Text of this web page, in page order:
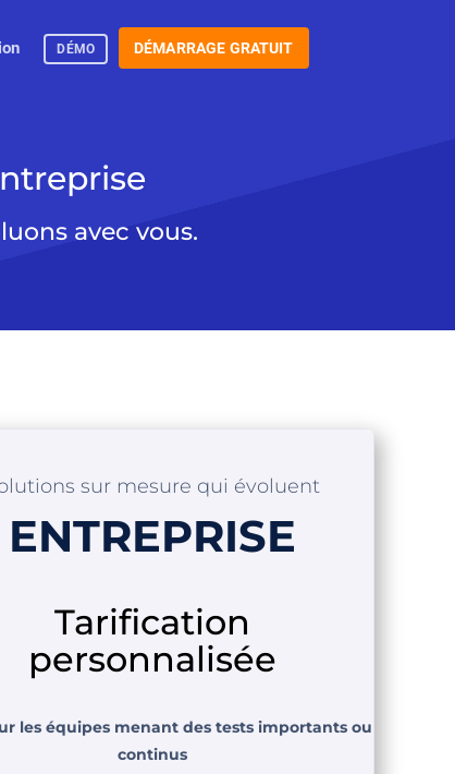
DÉMO DÉMARRAGE GRATUIT
avec vous.
sur mesure qui évoluent
ENTREPRISE
Tarification
personnalisée
les équipes menant des tests importants ou
continus